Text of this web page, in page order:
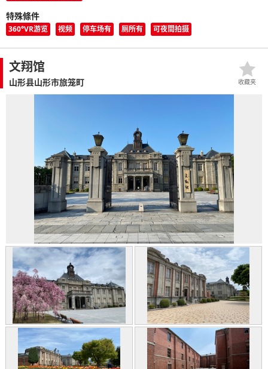
特殊條件
360°VR游览 视频 停车场有 厕所有 可夜間拍摄
文翔馆
山形县山形市旅笼町 收藏夹